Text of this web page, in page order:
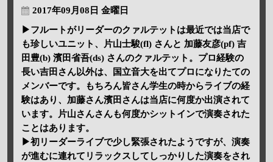
2017年09月08日 金曜日
▶フルートがリーダーのクァルテットは最近では当店で
も珍しいユニット、片山士駿(fl) さんと 加藤友彦(pf) 吉
田豊(b) 濱田省吾(ds) さんのクァルテット。プロ経験の
長い吉田さん以外は、国立音大を出てプロになりたての
メンバーです。もちろん皆さん学生の時からライブの経
験はあり、加藤さん濱田さんは当店に何度か出演されて
います。片山さんさんも何度かシットインで演奏された
ことはあります。
▶初リーダーライブで少し緊張されたようですが、演奏
が進むに連れてリラックスしてしっかりした演奏をされ